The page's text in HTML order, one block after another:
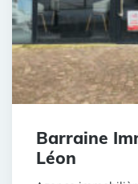
Barraine
Léon